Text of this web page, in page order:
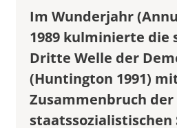
Im Wunderjahr
1989 kulminierte die
Dritte Welle der
(Huntington 1991)
Zusammenbruch der
staatssozialistischen